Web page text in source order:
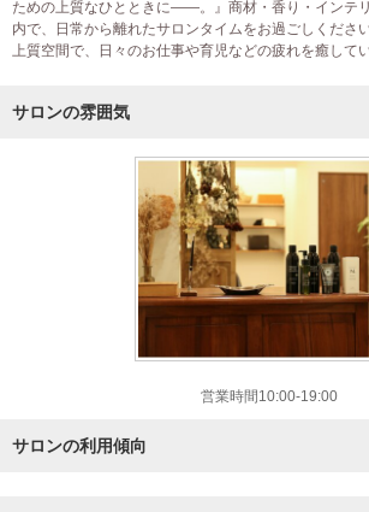
ための上質なひとときに――。』商材・香り・インテ
内で、日常から離れたサロンタイムをお過ごしくださ
上質空間で、日々のお仕事や育児などの疲れを癒して
サロンの雰囲気
営業時間10:00-19:00
サロンの利用傾向